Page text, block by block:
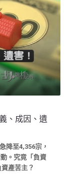
、成因、遺
降至4,356宗，
。究竟「負資
產苦主？